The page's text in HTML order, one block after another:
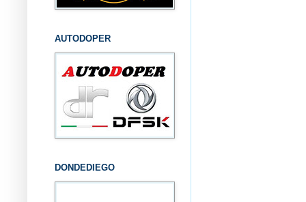
AUTODOPER
DONDEDIEGO